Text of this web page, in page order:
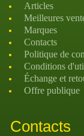
Articles
Meilleures
Marques
Contacts
Politique de
Conditions
Échange et
Offre publique